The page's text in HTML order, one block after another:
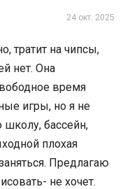
24 окт. 2025
тратит на чипсы,
нет. Она
время
игры, но я не
бассейн,
плохая
Предлагаю
не хочет.